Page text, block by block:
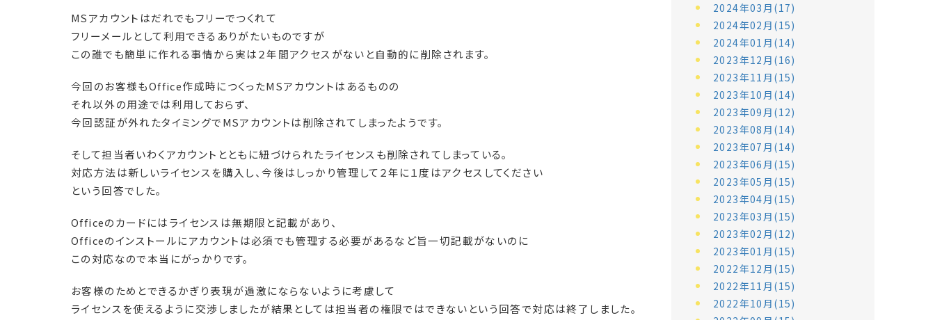
MSアカウントはだれでもフリーでつくれて
フリーメールとして利用できるありがたいものですが
この誰でも簡単に作れる事情から実は２年間アクセスがないと自動的に削除されます。
今回のお客様もOffice作成時につくったMSアカウントはあるものの
それ以外の用途では利用しておらず、
今回認証が外れたタイミングでMSアカウントは削除されてしまったようです。
そして担当者いわくアカウントとともに紐づけられたライセンスも削除されてしまっている。
対応方法は新しいライセンスを購入し、今後はしっかり管理して２年に１度はアクセスしてください
という回答でした。
Officeのカードにはライセンスは無期限と記載があり、
Officeのインストールにアカウントは必須でも管理する必要があるなど旨一切記載がないのに
この対応なので本当にがっかりです。
お客様のためとできるかぎり表現が過激にならないように考慮して
ライセンスを使えるように交渉しましたが結果としては担当者の権限ではできないという回答で対応は終了しました。
2024年03月(17)
2024年02月(15)
2024年01月(14)
2023年12月(16)
2023年11月(15)
2023年10月(14)
2023年09月(12)
2023年08月(14)
2023年07月(14)
2023年06月(15)
2023年05月(15)
2023年04月(15)
2023年03月(15)
2023年02月(12)
2023年01月(15)
2022年12月(15)
2022年11月(15)
2022年10月(15)